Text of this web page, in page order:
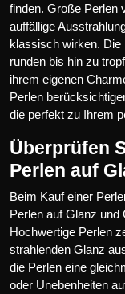
finden. Große Perlen
auffällige
klassisch wirken. Die
runden bis hin zu
ihrem eigenen
Perlen
die perfekt zu Ihrem
Überprüfen
Perlen auf
Beim Kauf einer
Perlen auf Glanz und
Hochwertige Perlen
strahlenden Glanz
die Perlen eine
oder Unebenheiten